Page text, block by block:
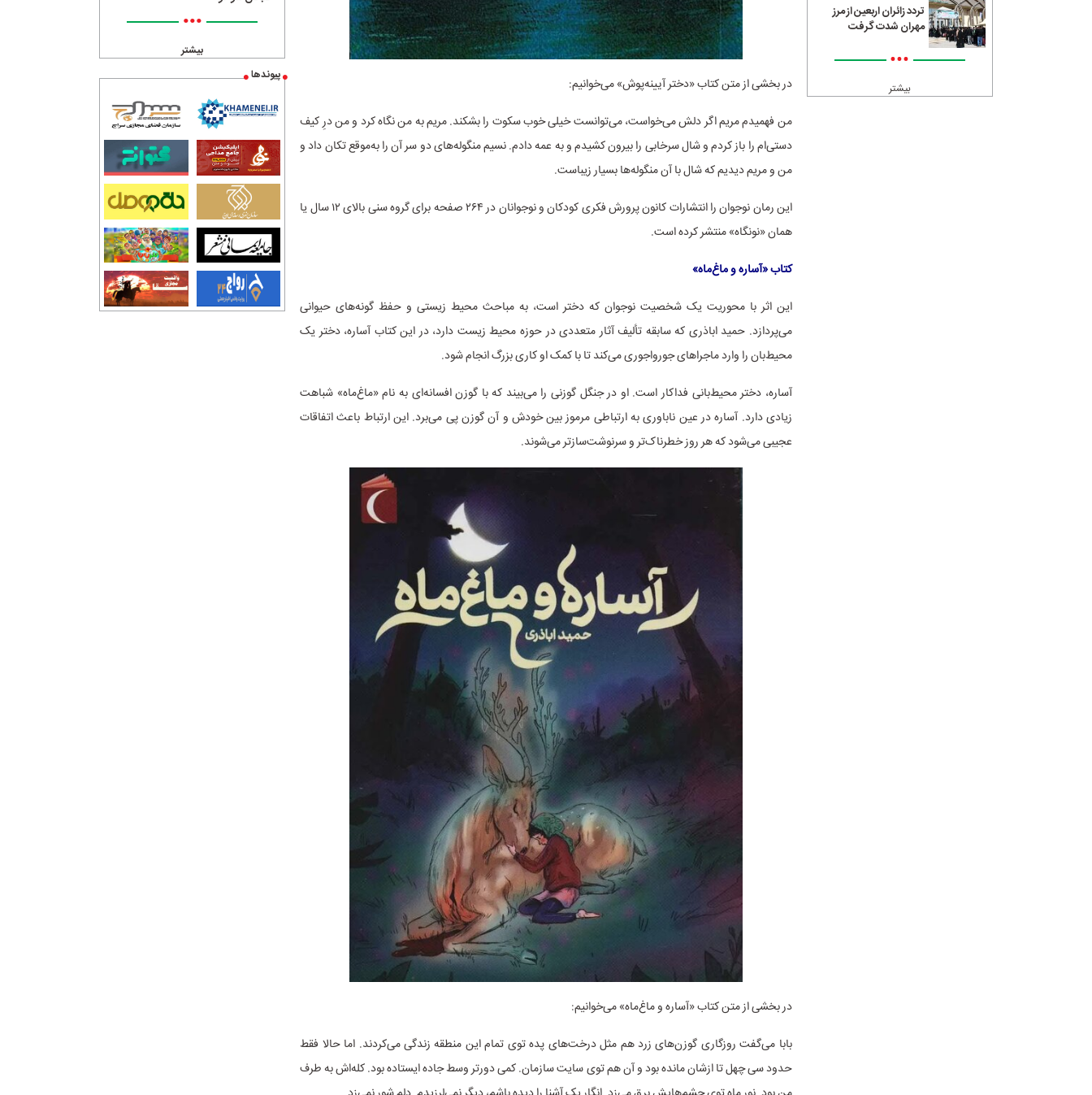
تردد زائران اربعین از مرز
مهران شدت گرفت
•••
بیشتر
در بخشی از متن کتاب «دختر آیینه‌پوش» می‌خوانیم:
من فهمیدم مریم اگر دلش می‌خواست، می‌توانست خیلی خوب سکوت را بشکند. مریم به من نگاه کرد و من درِ کیف
دستی‌ام را باز کردم و شال سرخابی را بیرون کشیدم و به عمه دادم. نسیم منگوله‌های دو سر آن را به‌موقع تکان داد و
من و مریم دیدیم که شال با آن منگوله‌ها بسیار زیباست.
این رمان نوجوان را انتشارات کانون پرورش فکری کودکان و نوجوانان در ۲۶۴ صفحه برای گروه سنی بالای ۱۲ سال یا
همان «نونگاه» منتشر کرده است.
کتاب «آساره و ماغ‌ماه»
این اثر با محوریت یک شخصیت نوجوان که دختر است، به مباحث محیط زیستی و حفظ گونه‌های حیوانی
می‌پردازد. حمید اباذری که سابقه تألیف آثار متعددی در حوزه محیط زیست دارد، در این کتاب آساره، دختر یک
محیط‌بان را وارد ماجراهای جورواجوری می‌کند تا با کمک او کاری بزرگ انجام شود.
آساره، دختر محیط‌بانی فداکار است. او در جنگل گوزنی را می‌بیند که با گوزن افسانه‌ای به نام «ماغ‌ماه» شباهت
زیادی دارد. آساره در عین ناباوری به ارتباطی مرموز بین خودش و آن گوزن پی می‌برد. این ارتباط باعث اتفاقات
عجیبی می‌شود که هر روز خطرناک‌تر و سرنوشت‌سازتر می‌شوند.
در بخشی از متن کتاب «آساره و ماغ‌ماه» می‌خوانیم:
بابا می‌گفت روزگاری گوزن‌های زرد هم مثل درخت‌های پده توی تمام این منطقه زندگی می‌کردند. اما حالا فقط
حدود سی چهل تا ازشان مانده بود و آن هم توی سایت سازمان. کمی دورتر وسط جاده ایستاده بود. کله‌اش به طرف
•••
بیشتر
پیوندها